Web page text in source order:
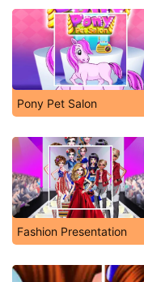
Pony Pet Salon
Fashion Presentation